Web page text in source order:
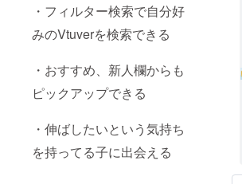
・フィルター検索で自分好
みのVtuverを検索できる
・おすすめ、新人欄からも
ピックアップできる
・伸ばしたいという気持ち
を持ってる子に出会える